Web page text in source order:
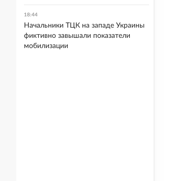
18:44
Начальники ТЦК на западе Украины
фиктивно завышали показатели
мобилизации